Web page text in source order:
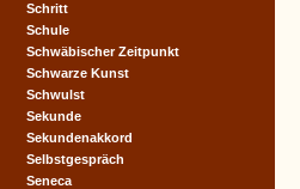
Schritt
Schule
Schwäbischer Zeitpunkt
Schwarze Kunst
Schwulst
Sekunde
Sekundenakkord
Selbstgespräch
Seneca